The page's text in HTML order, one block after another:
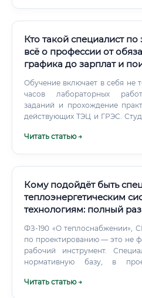
Кто такой специалист
всё о профессии от
графика до зарплат и
Обучение включает в себя не
часов лабораторных
заданий и прохождение
действующих ТЭЦ и ГРЭС.
отрабатывают действия при
постоянного повышения
брать на себя
огромного объекта.
Читать статью →
Кому подойдёт быть
теплоэнергетическим
технологиям: полный
ФЗ-190 «О теплоснабжении»,
по проектированию — это не
рабочий инструмент.
нормативную базу, в
Зарплата сильно
Читать статью →